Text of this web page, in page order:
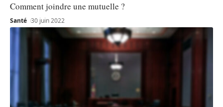
Comment joindre une mutuelle ?
Santé 30 juin 2022